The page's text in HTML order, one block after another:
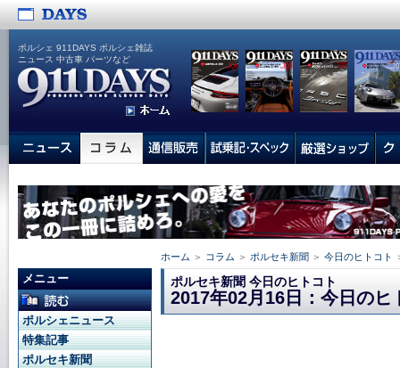
ポルシェ 911DAYS ポルシェ雑誌
ニュース 中古車 パーツなど
ホーム ＞ コラム ＞ ポルセキ新聞 ＞ 今日のヒトコト
ポルセキ新聞 今日のヒトコト
2017年02月16日：今日のヒ
メニュー
ポルシェニュース
特集記事
ポルセキ新聞